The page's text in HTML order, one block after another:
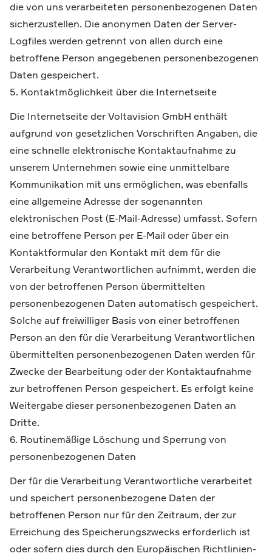
die von uns verarbeiteten personenbezogenen Daten
sicherzustellen. Die anonymen Daten der Server-
Logfiles werden getrennt von allen durch eine
betroffene Person angegebenen personenbezogenen
Daten gespeichert.
5. Kontaktmöglichkeit über die Internetseite
Die Internetseite der Voltavision GmbH enthält
aufgrund von gesetzlichen Vorschriften Angaben, die
eine schnelle elektronische Kontaktaufnahme zu
unserem Unternehmen sowie eine unmittelbare
Kommunikation mit uns ermöglichen, was ebenfalls
eine allgemeine Adresse der sogenannten
elektronischen Post (E-Mail-Adresse) umfasst. Sofern
eine betroffene Person per E-Mail oder über ein
Kontaktformular den Kontakt mit dem für die
Verarbeitung Verantwortlichen aufnimmt, werden die
von der betroffenen Person übermittelten
personenbezogenen Daten automatisch gespeichert.
Solche auf freiwilliger Basis von einer betroffenen
Person an den für die Verarbeitung Verantwortlichen
übermittelten personenbezogenen Daten werden für
Zwecke der Bearbeitung oder der Kontaktaufnahme
zur betroffenen Person gespeichert. Es erfolgt keine
Weitergabe dieser personenbezogenen Daten an
Dritte.
6. Routinemäßige Löschung und Sperrung von
personenbezogenen Daten
Der für die Verarbeitung Verantwortliche verarbeitet
und speichert personenbezogene Daten der
betroffenen Person nur für den Zeitraum, der zur
Erreichung des Speicherungszwecks erforderlich ist
oder sofern dies durch den Europäischen Richtlinien-